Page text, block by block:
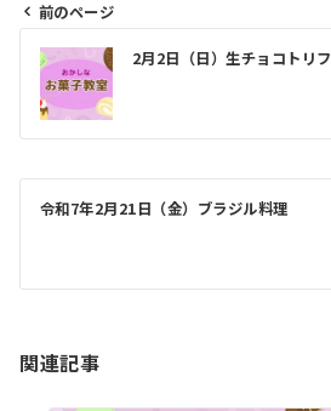
投
稿
ナ
ビ
ゲ
ー
ョ
前のページ
2月2日（日）生チョコトリフ
令和7年2月21日（金）ブラジル料理
関連記事